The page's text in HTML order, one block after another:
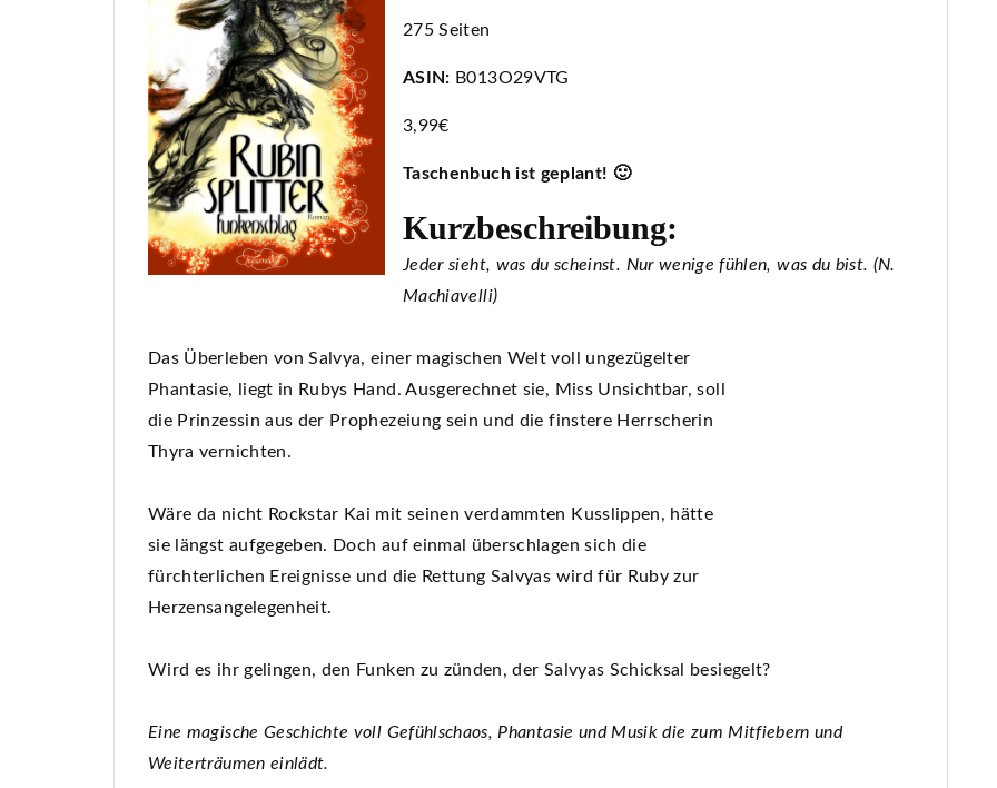
275 Seiten
ASIN: B013O29VTG
3,99€
Taschenbuch ist geplant! 🙂
Kurzbeschreibung:
Jeder sieht, was du scheinst. Nur wenige fühlen, was du bist. (N.
Machiavelli)
Das Überleben von Salvya, einer magischen Welt voll ungezügelter
Phantasie, liegt in Rubys Hand. Ausgerechnet sie, Miss Unsichtbar, soll
die Prinzessin aus der Prophezeiung sein und die finstere Herrscherin
Thyra vernichten.
Wäre da nicht Rockstar Kai mit seinen verdammten Kusslippen, hätte
sie längst aufgegeben. Doch auf einmal überschlagen sich die
fürchterlichen Ereignisse und die Rettung Salvyas wird für Ruby zur
Herzensangelegenheit.
Wird es ihr gelingen, den Funken zu zünden, der Salvyas Schicksal besiegelt?
Eine magische Geschichte voll Gefühlschaos, Phantasie und Musik die zum Mitfiebern und
Weiterträumen einlädt.